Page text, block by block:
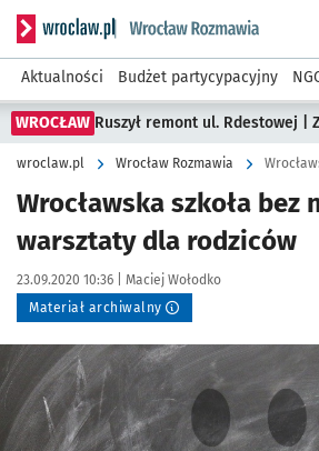
Serwis informacyjny wroclaw.pl
Aktualności Budżet partycypacyjny
WROCŁAW Ruszył remont ul. Rdestowej |
wroclaw.pl Wrocław Rozmawia
Wrocławska szkoła bez
warsztaty dla rodziców
Data publikacji:
23.09.2020 10:36 | Autor:
Maciej Wołodko
Materiał archiwalny
Kliknij, aby powiększyć